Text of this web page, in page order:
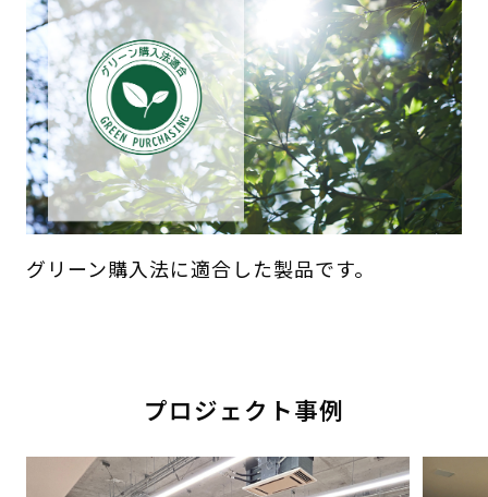
グリーン購入法に適合した製品です。
プロジェクト事例